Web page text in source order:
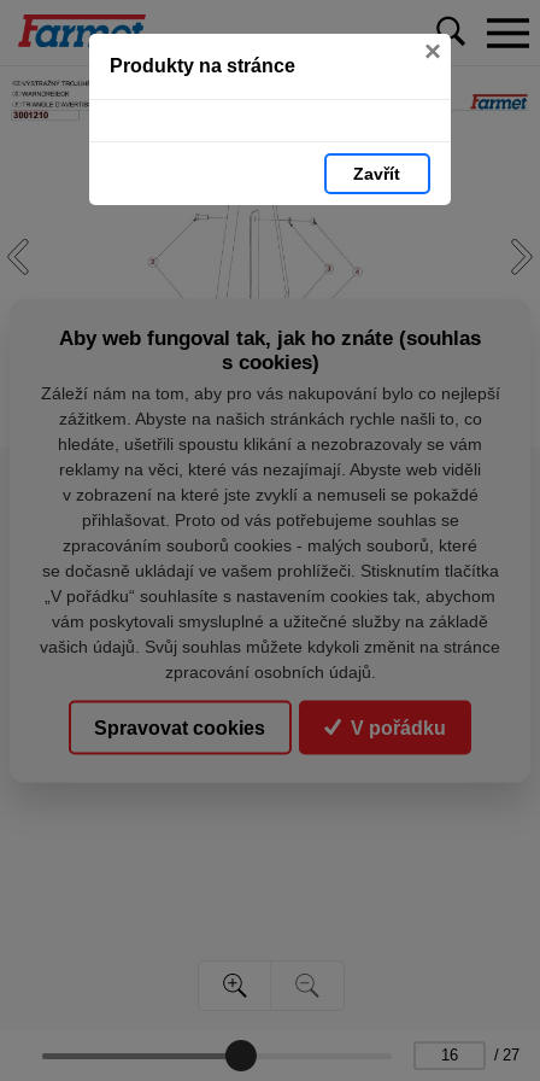
Produkty na stránce ×
Zavřít
/ 27
Aby web fungoval tak, jak ho znáte (souhlas
s cookies)
Záleží nám na tom, aby pro vás nakupování bylo co nejlepší
zážitkem. Abyste na našich stránkách rychle našli to, co
hledáte, ušetřili spoustu klikání a nezobrazovaly se vám
reklamy na věci, které vás nezajímají. Abyste web viděli
v zobrazení na které jste zvyklí a nemuseli se pokaždé
přihlašovat. Proto od vás potřebujeme souhlas se
zpracováním souborů cookies - malých souborů, které
se dočasně ukládají ve vašem prohlížeči. Stisknutím tlačítka
„V pořádku“ souhlasíte s nastavením cookies tak, abychom
vám poskytovali smysluplné a užitečné služby na základě
vašich údajů. Svůj souhlas můžete kdykoli změnit na stránce
zpracování osobních údajů.
Spravovat cookies V pořádku